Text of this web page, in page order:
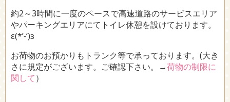
約2～3時間に一度のペースで高速道路のサービスエリア
やパーキングエリアにてトイレ休憩を設けております。
ε(*’-‘)з
お荷物のお預かりもトランク等で承っております。(大き
さに規定がございます。ご確認下さい。→荷物の制限に
関して）